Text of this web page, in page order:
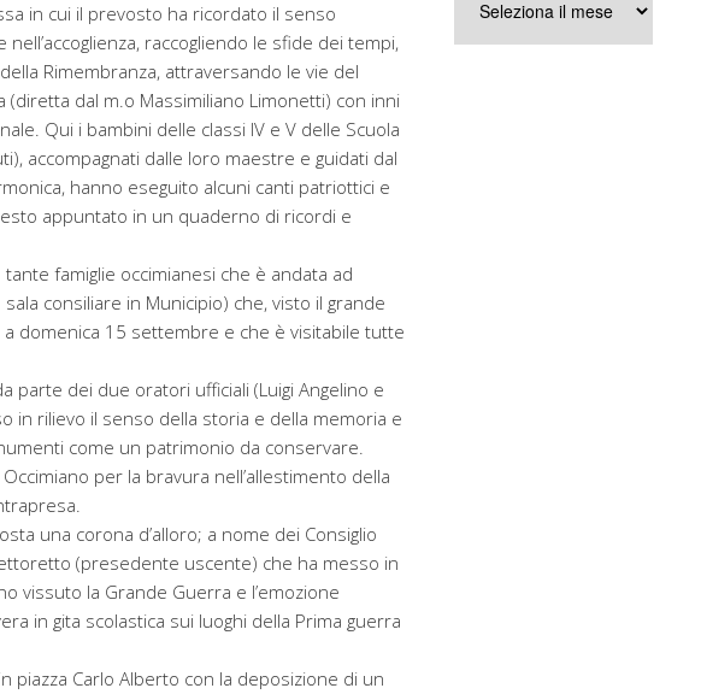
in cui il prevosto ha ricordato il senso
nell’accoglienza, raccogliendo le sfide dei tempi,
Rimembranza, attraversando le vie del
(diretta dal m.o Massimiliano Limonetti) con inni
Qui i bambini delle classi IV e V delle Scuola
accompagnati dalle loro maestre e guidati dal
hanno eseguito alcuni canti patriottici e
appuntato in un quaderno di ricordi e
famiglie occimianesi che è andata ad
consiliare in Municipio) che, visto il grande
domenica 15 settembre e che è visitabile tutte
parte dei due oratori ufficiali (Luigi Angelino e
in rilievo il senso della storia e della memoria e
come un patrimonio da conservare.
per la bravura nell’allestimento della
una corona d’alloro; a nome dei Consiglio
(presedente uscente) che ha messo in
vissuto la Grande Guerra e l’emozione
in gita scolastica sui luoghi della Prima guerra
piazza Carlo Alberto con la deposizione di un